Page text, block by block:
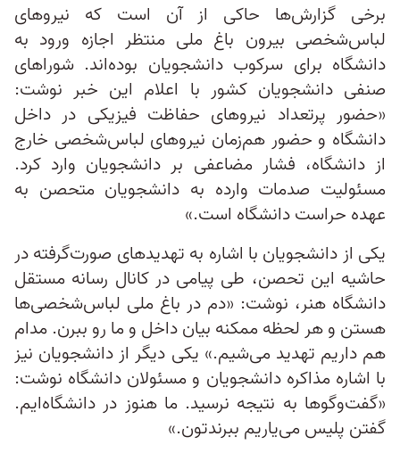
برخی گزارش‌ها حاکی از آن است که نیروهای
لباس‌شخصی بیرون باغ ملی منتظر اجازه ورود به
دانشگاه برای سرکوب دانشجویان بوده‌اند. شوراهای
صنفی دانشجویان کشور با اعلام این خبر نوشت:
«حضور پرتعداد نیروهای حفاظت فیزیکی در داخل
دانشگاه و حضور هم‌زمان نیروهای لباس‌شخصی خارج
از دانشگاه، فشار مضاعفی بر دانشجویان وارد کرد.
مسئولیت صدمات وارده به دانشجویان متحصن به
عهده حراست دانشگاه است.»
یکی از دانشجویان با اشاره به تهدیدهای صورت‌گرفته در
حاشیه این تحصن، طی پیامی در کانال رسانه مستقل
دانشگاه هنر، نوشت: «دم در باغ ملی لباس‌شخصی‌ها
هستن و هر لحظه ممکنه بیان داخل و ما رو ببرن. مدام
هم داریم تهدید می‌شیم.» یکی دیگر از دانشجویان نیز
با اشاره مذاکره دانشجویان و مسئولان دانشگاه نوشت:
«گفت‌وگوها به نتیجه نرسید. ما هنوز در دانشگاه‌ایم.
گفتن پلیس می‌یاریم ببرندتون.»